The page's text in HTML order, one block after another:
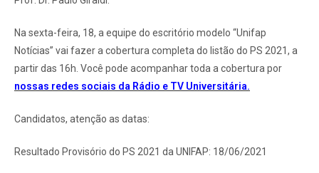
Na sexta-feira, 18, a equipe do escritório modelo “Unifap
Notícias” vai fazer a cobertura completa do listão do PS 2021, a
partir das 16h. Você pode acompanhar toda a cobertura por
nossas redes sociais da Rádio e TV Universitária.
Candidatos, atenção as datas:
Resultado Provisório do PS 2021 da UNIFAP: 18/06/2021